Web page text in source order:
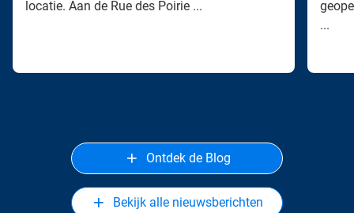
locatie. Aan de Rue des Poirie ...
...
Ontdek de Blog
Bekijk alle nieuwsberichten